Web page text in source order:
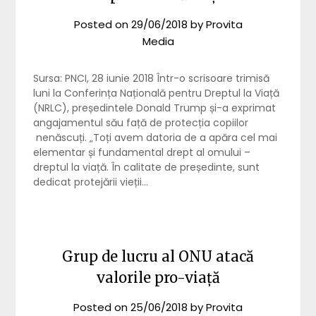
Posted on29/06/2018 byProvita
Media
Sursa: PNCI, 28 iunie 2018 Într-o scrisoare trimisă
luni la Conferința Națională pentru Dreptul la Viață
(NRLC), președintele Donald Trump și-a exprimat
angajamentul său față de protecția copiilor
nenăscuți. „Toți avem datoria de a apăra cel mai
elementar și fundamental drept al omului –
dreptul la viață. În calitate de președinte, sunt
dedicat protejării vieții…
Grup de lucru al ONU atacă
valorile pro-viață
Posted on25/06/2018 byProvita